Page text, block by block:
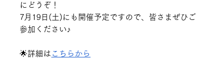
にどうぞ！
7月19日(土)にも開催予定ですので、皆さまぜひご
参加ください♪
🌟詳細は こちらから